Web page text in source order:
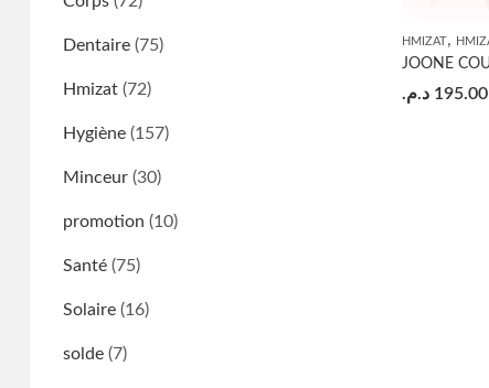
HMIZAT,
195.00 د.م.
Dentaire (75)
Hmizat (72)
Hygiène (157)
Minceur (30)
promotion (10)
Santé (75)
Solaire (16)
solde (7)